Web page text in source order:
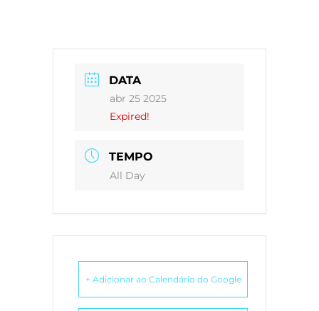
DATA
abr 25 2025
Expired!
TEMPO
All Day
+ Adicionar ao Calendário do Google